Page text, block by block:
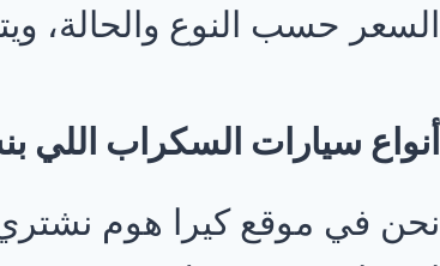
السعر حسب النوع والحالة،
أنواع سيارات السكراب اللي
نحن في موقع كيرا هوم